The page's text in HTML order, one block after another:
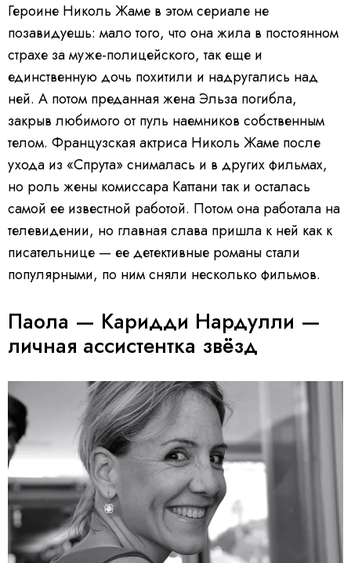
Героине Николь Жаме в этом сериале не
позавидуешь: мало того, что она жила в постоянном
страхе за муже-полицейского, так еще и
единственную дочь похитили и надругались над
ней. А потом преданная жена Эльза погибла,
закрыв любимого от пуль наемников собственным
телом. Французская актриса Николь Жаме после
ухода из «Спрута» снималась и в других фильмах,
но роль жены комиссара Каттани так и осталась
самой ее известной работой. Потом она работала на
телевидении, но главная слава пришла к ней как к
писательнице — ее детективные романы стали
популярными, по ним сняли несколько фильмов.
Паола — Каридди Нардулли —
личная ассистентка звёзд